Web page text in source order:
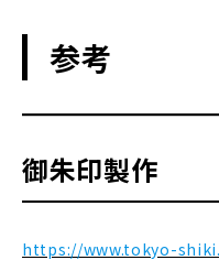
参考
御朱印製作
https://www.tokyo-